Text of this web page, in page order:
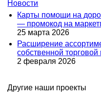
Новости
Карты помощи на
— промокод на
25 марта 2026
Расширение
собственной
2 февраля 2026
Другие наши проекты